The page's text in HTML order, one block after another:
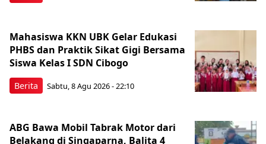
Berita
Mahasiswa KKN UBK Gelar Edukasi
PHBS dan Praktik Sikat Gigi Bersama
Siswa Kelas I SDN Cibogo
Sabtu, 8 Agu 2026 - 22:10
ABG Bawa Mobil Tabrak Motor dari
Belakang di Singaparna, Balita 4